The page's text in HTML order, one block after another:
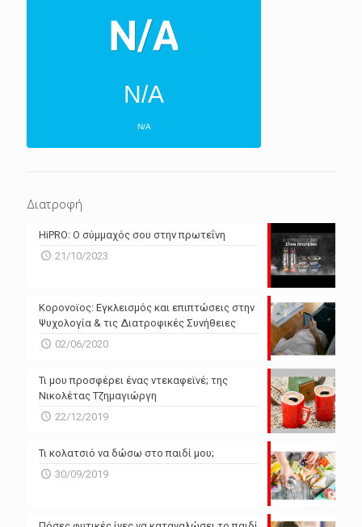
N/A
N/A
N/A
Powered by Forecast.io
Διατροφή
HiPRO: Ο σύμμαχός σου στην πρωτεΐνη
21/10/2023
Κορονοϊος: Εγκλεισμός και επιπτώσεις στην
Ψυχολογία & τις Διατροφικές Συνήθειες
02/06/2020
Τι μου προσφέρει ένας ντεκαφεϊνέ; της
Νικολέτας Τζημαγιώργη
22/12/2019
Τι κολατσιό να δώσω στο παιδί μου;
30/09/2019